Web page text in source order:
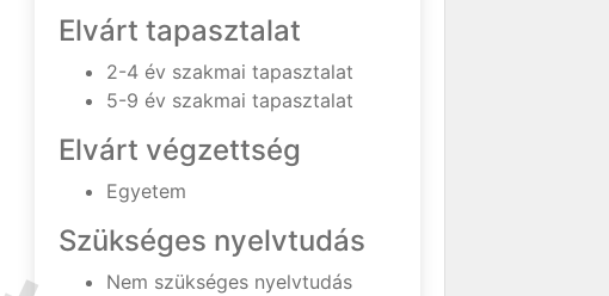
Elvárt tapasztalat
2-4 év szakmai tapasztalat
5-9 év szakmai tapasztalat
Elvárt végzettség
Egyetem
Szükséges nyelvtudás
Nem szükséges nyelvtudás